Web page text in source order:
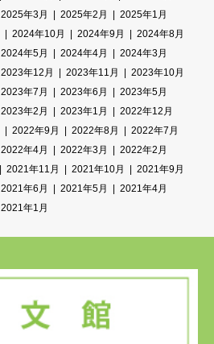
2025年3月 2025年2月
2025年1月
2024年10月 2024年9月
2024年8月
2024年5月 2024年4月
2024年3月
2023年12月 2023年11月
2023年10月
2023年7月 2023年6月
2023年5月
2023年2月 2023年1月
2022年12月
2022年9月 2022年8月
2022年7月
2022年4月 2022年3月
2022年2月
2021年11月 2021年10月
2021年9月
2021年6月 2021年5月
2021年4月
2021年1月